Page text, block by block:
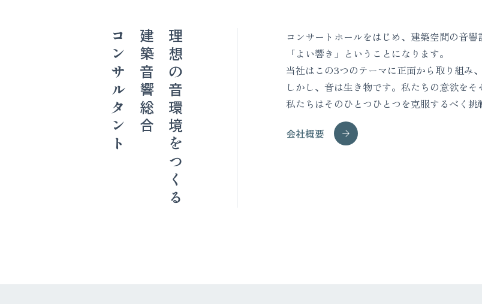
理想の音環境をつくる
建築音響総合
コンサルタント
コンサートホールをはじめ、建築空間の音
「よい響き」ということになります。
当社はこの3つのテーマに正面から取り組み
しかし、音は生き物です。私たちの意欲を
私たちはそのひとつひとつを克服するべく挑
会社概要